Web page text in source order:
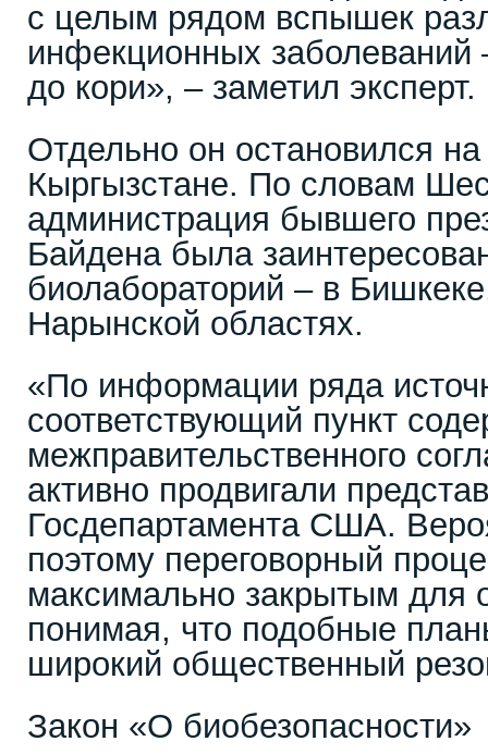
с целым рядом вспышек
инфекционных заболеваний
до кори», – заметил эксперт.
Отдельно он остановился
Кыргызстане. По словам
администрация бывшего
Байдена была
биолабораторий – в
Нарынской областях.
«По информации ряда
соответствующий пункт
межправительственного
активно продвигали
Госдепартамента США.
поэтому переговорный
максимально закрытым для
понимая, что подобные
широкий общественный
Закон «О биобезопасности»